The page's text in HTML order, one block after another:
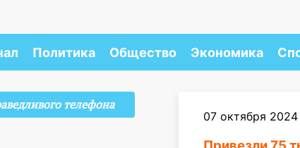
Политика Общество Экономика
07 октября
телефона